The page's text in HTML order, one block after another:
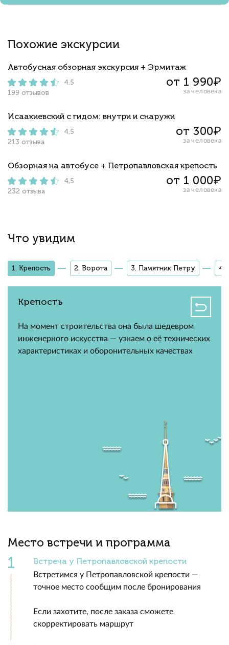
Похожие экскурсии
Автобусная обзорная экскурсия + Эрмитаж
4,5
199 отзывов
от 1 990₽
за человека
Исаакиевский с гидом: внутри и снаружи
4,5
213 отзыва
от 300₽
за человека
Обзорная на автобусе + Петропавловская крепость
4,5
232 отзыва
от 1 000₽
за человека
Что увидим
1. Крепость 2. Ворота 3. Памятник Петру 4.
Крепость
На момент строительства она была шедевром
инженерного искусства — узнаем о её технических
характеристиках и оборонительных качествах
Место встречи и программа
Встреча у Петропавловской крепости
Встретимся у Петропавловской крепости —
точное место сообщим после бронирования
Если захотите, после заказа сможете
скорректировать маршрут